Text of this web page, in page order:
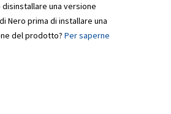
disinstallare una versione
Nero prima di installare una
del prodotto? Per saperne